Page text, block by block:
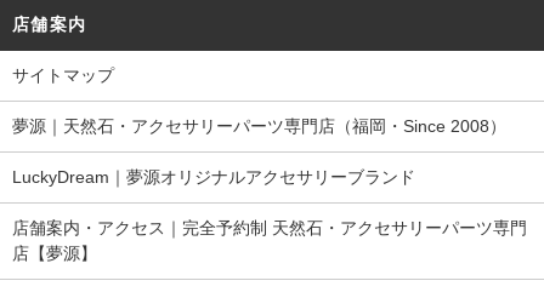
店舗案内
サイトマップ
夢源｜天然石・アクセサリーパーツ専門店（福岡・Since 2008）
LuckyDream｜夢源オリジナルアクセサリーブランド
店舗案内・アクセス｜完全予約制 天然石・アクセサリーパーツ専門
店【夢源】